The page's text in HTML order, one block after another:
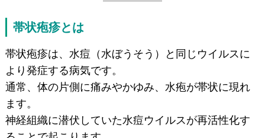
帯状疱疹とは
帯状疱疹は、水痘（水ぼうそう）と同じウイルスに
より発症する病気です。
通常、体の片側に痛みやかゆみ、水疱が帯状に現れ
ます。
神経組織に潜伏していた水痘ウイルスが再活性化す